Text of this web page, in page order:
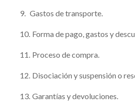
9. Gastos de transporte.
10. Forma de pago, gastos y
11. Proceso de compra.
12. Disociación y suspensión o
13. Garantías y devoluciones.